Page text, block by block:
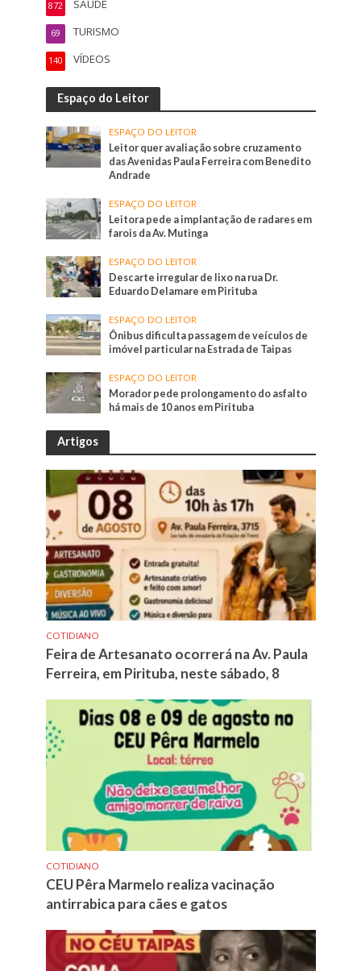
SAÚDE
872
TURISMO
69
VÍDEOS
140
Espaço do Leitor
ESPAÇO DO LEITOR
Leitor quer avaliação sobre cruzamento
das Avenidas Paula Ferreira com Benedito
Andrade
ESPAÇO DO LEITOR
Leitora pede a implantação de radares em
farois da Av. Mutinga
ESPAÇO DO LEITOR
Descarte irregular de lixo na rua Dr.
Eduardo Delamare em Pirituba
ESPAÇO DO LEITOR
Ônibus dificulta passagem de veículos de
imóvel particular na Estrada de Taipas
ESPAÇO DO LEITOR
Morador pede prolongamento do asfalto
há mais de 10 anos em Pirituba
Artigos
COTIDIANO
Feira de Artesanato ocorrerá na Av. Paula
Ferreira, em Pirituba, neste sábado, 8
COTIDIANO
CEU Pêra Marmelo realiza vacinação
antirrabica para cães e gatos